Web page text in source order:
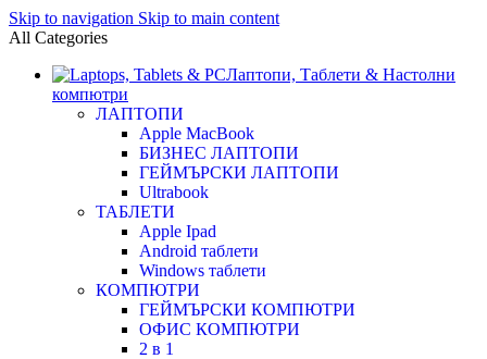
Skip to navigation Skip to main content
All Categories
Лаптопи, Таблети & Настолни
компютри
ЛАПТОПИ
Apple MacBook
БИЗНЕС ЛАПТОПИ
ГЕЙМЪРСКИ ЛАПТОПИ
Ultrabook
ТАБЛЕТИ
Apple Ipad
Android таблети
Windows таблети
КОМПЮТРИ
ГЕЙМЪРСКИ КОМПЮТРИ
ОФИС КОМПЮТРИ
2 в 1